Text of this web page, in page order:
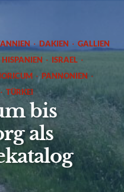
· DAKIEN · GALLIEN
HISPANIEN · ISRAEL ·
· PANNONIEN ·
· TÜRKEI
bis
als